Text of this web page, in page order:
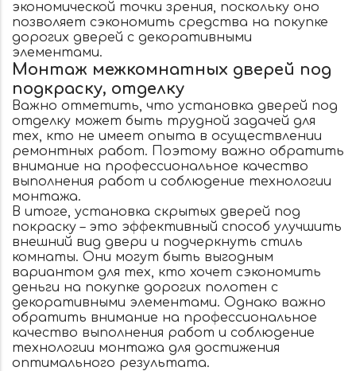
экономической точки зрения, поскольку оно
позволяет сэкономить средства на покупке
дорогих дверей с декоративными
элементами.
Монтаж межкомнатных дверей под
подкраску, отделку
Важно отметить, что установка дверей под
отделку может быть трудной задачей для
тех, кто не имеет опыта в осуществлении
ремонтных работ. Поэтому важно обратить
внимание на профессиональное качество
выполнения работ и соблюдение технологии
монтажа.
В итоге, установка скрытых дверей под
покраску – это эффективный способ улучшить
внешний вид двери и подчеркнуть стиль
комнаты. Они могут быть выгодным
вариантом для тех, кто хочет сэкономить
деньги на покупке дорогих полотен с
декоративными элементами. Однако важно
обратить внимание на профессиональное
качество выполнения работ и соблюдение
технологии монтажа для достижения
оптимального результата.